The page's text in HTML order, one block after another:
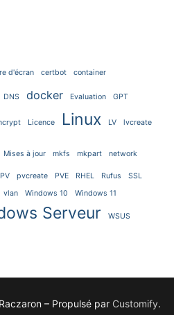
d'écran certbot container
DNS docker Evaluation GPT
Licence Linux LV lvcreate
Mises à jour mkfs mkpart network
PV pvcreate PVE RHEL Rufus
SSL
vlan Windows 10 Windows 11
Serveur WSUS
– Propulsé par Customify.